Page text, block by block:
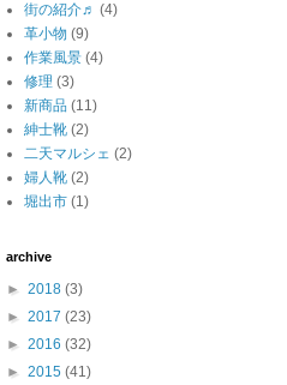
街の紹介♬ (4)
革小物 (9)
作業風景 (4)
修理 (3)
新商品 (11)
紳士靴 (2)
二天マルシェ (2)
婦人靴 (2)
堀出市 (1)
archive
► 2018 (3)
► 2017 (23)
► 2016 (32)
► 2015 (41)